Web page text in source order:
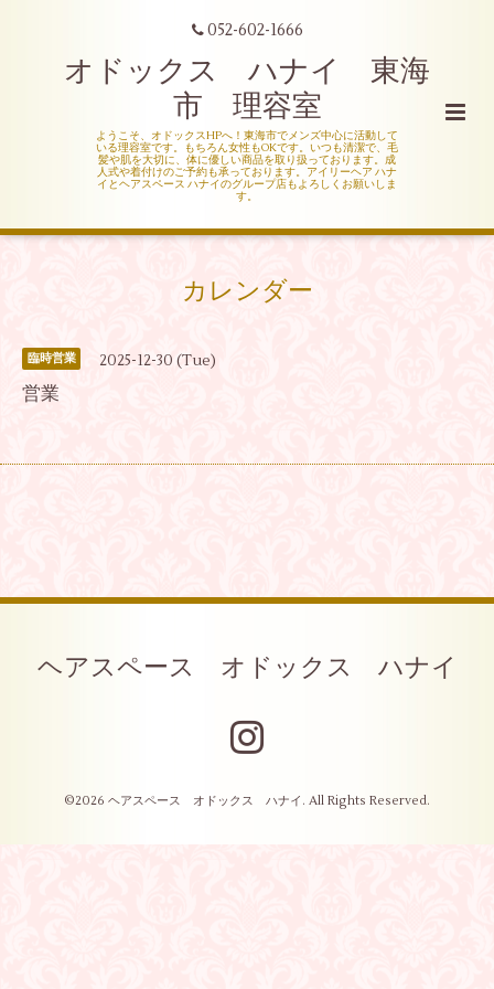
052-602-1666
オドックス ハナイ 東海
市 理容室
ようこそ、オドックスHPへ！東海市でメンズ中心に活動して
いる理容室です。もちろん女性もOKです。いつも清潔で、毛
髪や肌を大切に、体に優しい商品を取り扱っております。成
人式や着付けのご予約も承っております。アイリーヘア ハナ
イとヘアスペース ハナイのグループ店もよろしくお願いしま
す。
カレンダー
臨時営業 2025-12-30 (Tue)
営業
ヘアスペース オドックス ハナイ
©2026 ヘアスペース オドックス ハナイ . All Rights Reserved.